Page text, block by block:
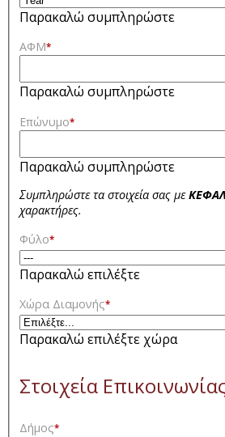
Παρακαλώ συμπληρώστε
ΑΦΜ*
Παρακαλώ συμπληρώστε
Επώνυμο*
Παρακαλώ συμπληρώστε
Συμπληρώστε τα στοιχεία σας με
χαρακτήρες.
Φύλο*
Παρακαλώ επιλέξτε
Χώρα Διαμονής*
Παρακαλώ επιλέξτε χώρα
Στοιχεία
Δήμος*